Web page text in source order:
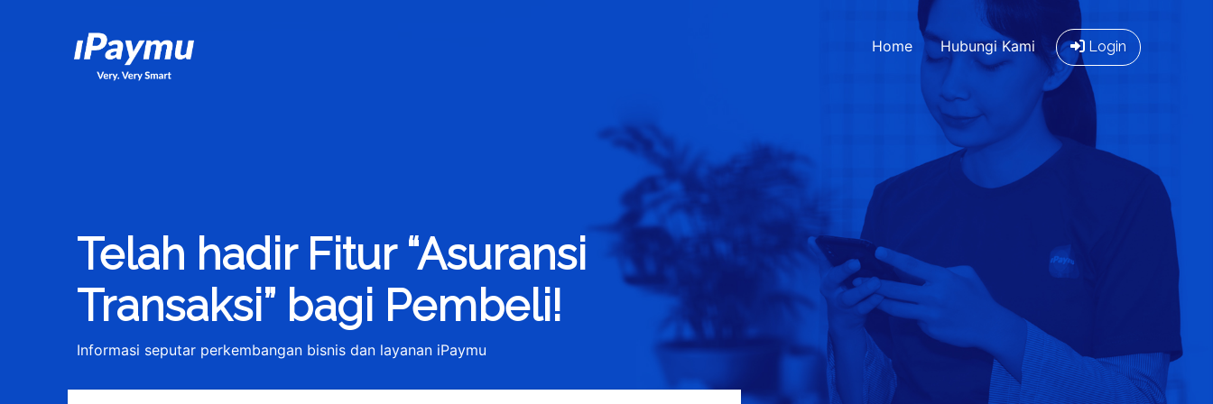
iPaymu.com Home Hubungi Kami Login
Telah hadir Fitur “Asuransi
Transaksi” bagi Pembeli!
Informasi seputar perkembangan bisnis dan layanan iPaymu